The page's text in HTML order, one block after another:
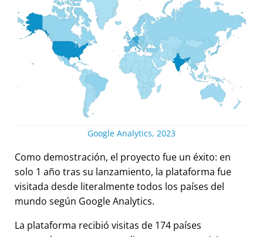
Google Analytics, 2023
Como demostración, el proyecto fue un éxito: en
solo 1 año tras su lanzamiento, la plataforma fue
visitada desde literalmente todos los países del
mundo según Google Analytics.
La plataforma recibió visitas de 174 países